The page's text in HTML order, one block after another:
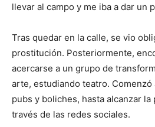
llevar al campo y me iba a dar un
Tras quedar en la calle, se vio
prostitución. Posteriormente,
acercarse a un grupo de
arte, estudiando teatro. Comenzó
pubs y boliches, hasta alcanzar la
través de las redes sociales.